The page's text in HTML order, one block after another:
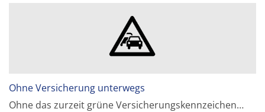
Ohne Versicherung unterwegs
Ohne das zurzeit grüne Versicherungskennzeichen…